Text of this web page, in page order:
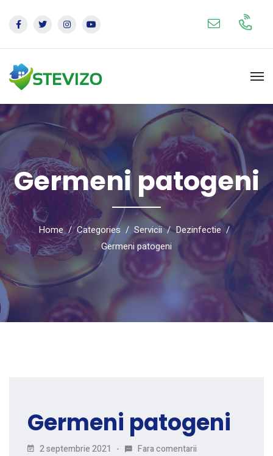
Germeni patogeni
Home Categories Servicii
Dezinfectie
Germeni patogeni
Germeni patogeni
2 septembrie 2021 Fara comentarii